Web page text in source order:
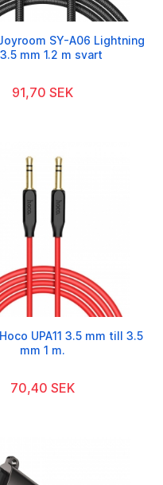
SY-A06 Lightning
mm 1.2 m svart
91,70 SEK
UPA11 3.5 mm till 3.5
mm 1 m.
70,40 SEK